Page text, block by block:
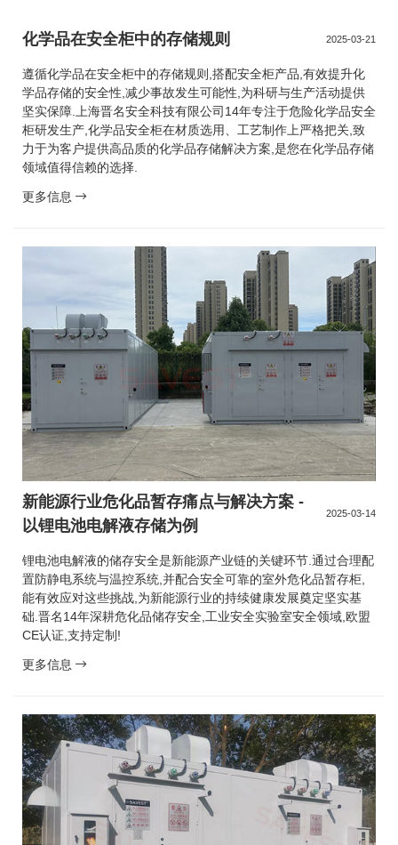
化学品在安全柜中的存储规则 2025-03-21
遵循化学品在安全柜中的存储规则,搭配安全柜产品,有效提升化
学品存储的安全性,减少事故发生可能性,为科研与生产活动提供
坚实保障.上海晋名安全科技有限公司14年专注于危险化学品安全
柜研发生产,化学品安全柜在材质选用、工艺制作上严格把关,致
力于为客户提供高品质的化学品存储解决方案,是您在化学品存储
领域值得信赖的选择.
更多信息
新能源行业危化品暂存痛点与解决方案 -
以锂电池电解液存储为例
2025-03-14
锂电池电解液的储存安全是新能源产业链的关键环节.通过合理配
置防静电系统与温控系统,并配合安全可靠的室外危化品暂存柜,
能有效应对这些挑战,为新能源行业的持续健康发展奠定坚实基
础.晋名14年深耕危化品储存安全,工业安全实验室安全领域,欧盟
CE认证,支持定制!
更多信息